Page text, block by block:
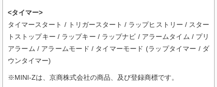
<タイマー>
タイマースタート / トリガースタート / ラップヒストリー / スター
トストップキー / ラップキー / ラップナビ / アラームタイム / プリ
アラーム / アラームモード / タイマーモード (ラップタイマー / ダ
ウンタイマー)
※MINI-Zは、京商株式会社の商品、及び登録商標です。